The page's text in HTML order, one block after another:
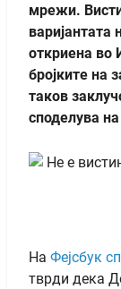
мрежи.
варијантата
откриена во
бројките на
таков
споделува
На Фејсбук
тврди дека